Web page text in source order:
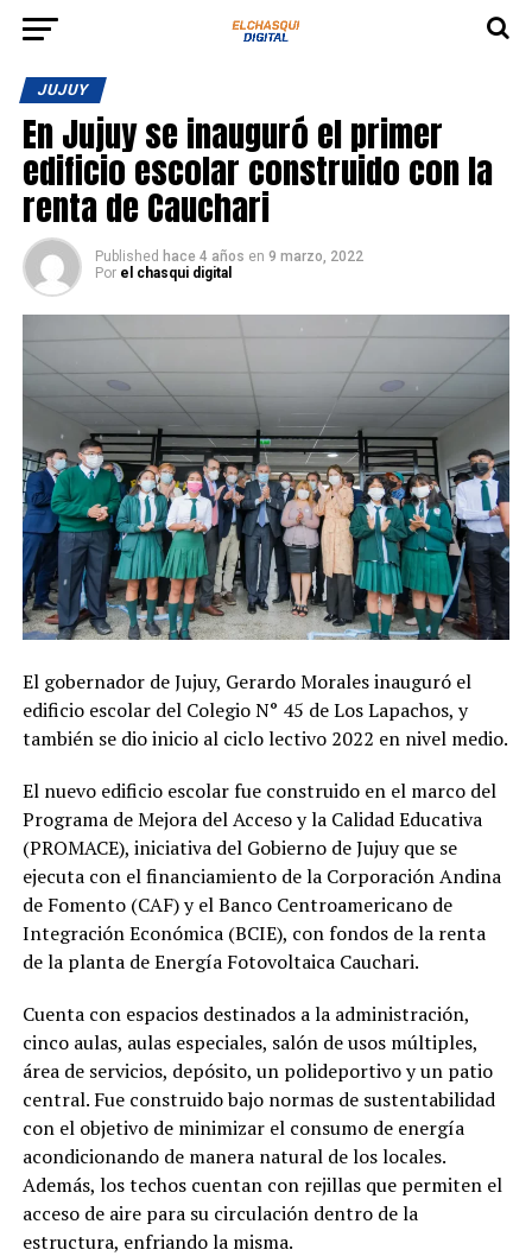
JUJUY
En Jujuy se inauguró el primer
edificio escolar construido con la
renta de Cauchari
Published hace 4 años en 9 marzo, 2022
Por el chasqui digital
El gobernador de Jujuy, Gerardo Morales inauguró el
edificio escolar del Colegio N° 45 de Los Lapachos, y
también se dio inicio al ciclo lectivo 2022 en nivel medio.
El nuevo edificio escolar fue construido en el marco del
Programa de Mejora del Acceso y la Calidad Educativa
(PROMACE), iniciativa del Gobierno de Jujuy que se
ejecuta con el financiamiento de la Corporación Andina
de Fomento (CAF) y el Banco Centroamericano de
Integración Económica (BCIE), con fondos de la renta
de la planta de Energía Fotovoltaica Cauchari.
Cuenta con espacios destinados a la administración,
cinco aulas, aulas especiales, salón de usos múltiples,
área de servicios, depósito, un polideportivo y un patio
central. Fue construido bajo normas de sustentabilidad
con el objetivo de minimizar el consumo de energía
acondicionando de manera natural de los locales.
Además, los techos cuentan con rejillas que permiten el
acceso de aire para su circulación dentro de la
estructura, enfriando la misma.